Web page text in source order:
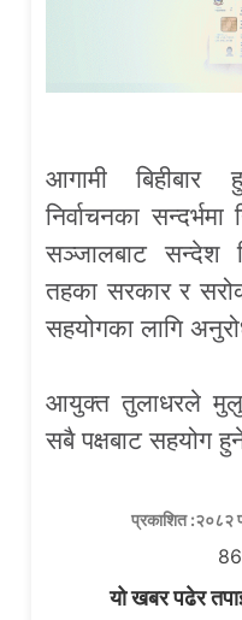
आगामी बिहीबार
निर्वाचनका
सञ्जालबाट
तहका सरकार र
सहयोगका लागि
आयुक्त तुलाधरले
सबै पक्षबाट सहयोग
प्रकाशित :२०८२
यो खबर पढेर